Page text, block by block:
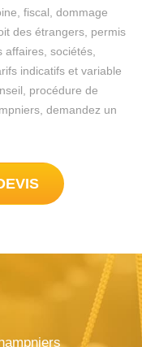
fiscal, dommage
des étrangers, permis
sociétés,
indicatifs et variable
procédure de
demandez un